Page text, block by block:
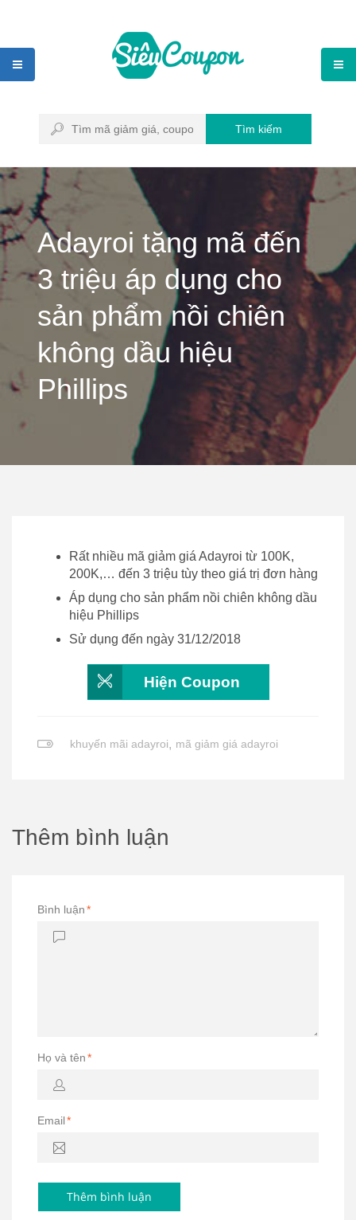
Tìm kiếm
Adayroi tặng mã đến
3 triệu áp dụng cho
sản phẩm nồi chiên
không dầu hiệu
Phillips
Rất nhiều mã giảm giá Adayroi từ 100K,
200K,… đến 3 triệu tùy theo giá trị đơn hàng
Áp dụng cho sản phẩm nồi chiên không dầu
hiệu Phillips
Sử dụng đến ngày 31/12/2018
Hiện Coupon
khuyến mãi adayroi, mã giảm giá adayroi
Thêm bình luận
Bình luận*
Họ và tên*
Email*